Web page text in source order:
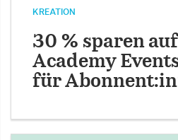
KREATION
30 % sparen auf
Academy
für